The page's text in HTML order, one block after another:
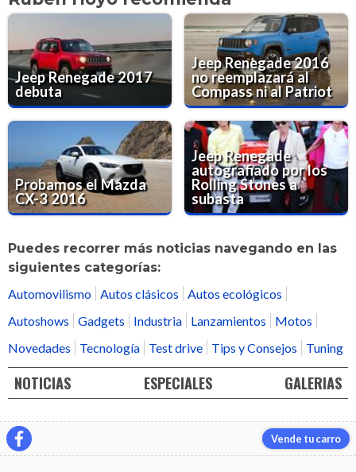
Jeep Renegade 2017
debuta
Jeep Renegade 2016
no reemplazará al
Compass ni al Patriot
Probamos el Mazda
CX-3 2016
Jeep Renegade
autografiado por los
Rolling Stones a
subasta
Puedes recorrer más noticias navegando en las
siguientes categorías:
Automovilismo Autos clásicos
Autos ecológicos
Autoshows
Gadgets Industria Lanzamientos
Motos
Novedades
Tecnología Test drive Tips y Consejos Tuning
NOTICIAS ESPECIALES GALERIAS
Vende tu carro